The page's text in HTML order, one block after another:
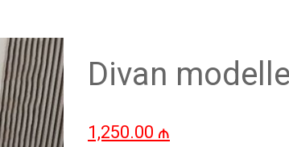
Divan
1,250.00 ₼